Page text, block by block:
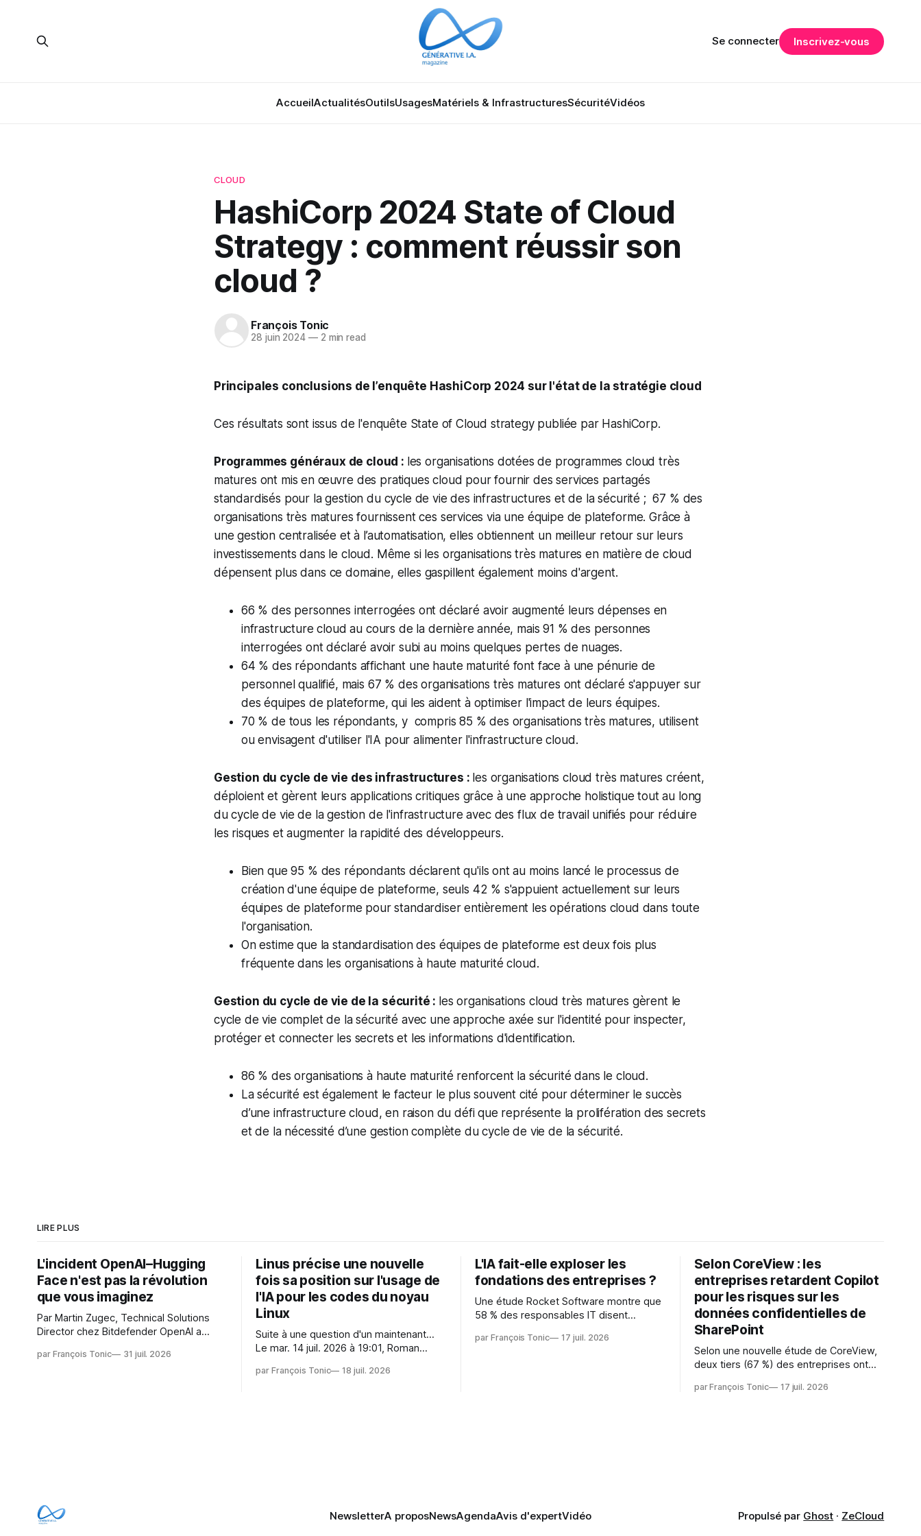
AccueilActualitésOutilsUsagesMatériels & InfrastructuresSécuritéVidéos
Se connecter Inscrivez-vous
CLOUD
HashiCorp 2024 State of Cloud
Strategy : comment réussir son
cloud ?
François Tonic
28 juin 2024 —2 min read
Principales conclusions de l’enquête HashiCorp 2024 sur l'état de la stratégie cloud
Ces résultats sont issus de l'enquête State of Cloud strategy publiée par HashiCorp.
Programmes généraux de cloud : les organisations dotées de programmes cloud très
matures ont mis en œuvre des pratiques cloud pour fournir des services partagés
standardisés pour la gestion du cycle de vie des infrastructures et de la sécurité ; 67 % des
organisations très matures fournissent ces services via une équipe de plateforme. Grâce à
une gestion centralisée et à l’automatisation, elles obtiennent un meilleur retour sur leurs
investissements dans le cloud. Même si les organisations très matures en matière de cloud
dépensent plus dans ce domaine, elles gaspillent également moins d'argent.
66 % des personnes interrogées ont déclaré avoir augmenté leurs dépenses en
infrastructure cloud au cours de la dernière année, mais 91 % des personnes
interrogées ont déclaré avoir subi au moins quelques pertes de nuages.
64 % des répondants affichant une haute maturité font face à une pénurie de
personnel qualifié, mais 67 % des organisations très matures ont déclaré s'appuyer sur
des équipes de plateforme, qui les aident à optimiser l'impact de leurs équipes.
70 % de tous les répondants, y compris 85 % des organisations très matures, utilisent
ou envisagent d'utiliser l'IA pour alimenter l'infrastructure cloud.
Gestion du cycle de vie des infrastructures : les organisations cloud très matures créent,
déploient et gèrent leurs applications critiques grâce à une approche holistique tout au long
du cycle de vie de la gestion de l'infrastructure avec des flux de travail unifiés pour réduire
les risques et augmenter la rapidité des développeurs.
Bien que 95 % des répondants déclarent qu'ils ont au moins lancé le processus de
création d'une équipe de plateforme, seuls 42 % s'appuient actuellement sur leurs
équipes de plateforme pour standardiser entièrement les opérations cloud dans toute
l'organisation.
On estime que la standardisation des équipes de plateforme est deux fois plus
fréquente dans les organisations à haute maturité cloud.
Gestion du cycle de vie de la sécurité : les organisations cloud très matures gèrent le
cycle de vie complet de la sécurité avec une approche axée sur l'identité pour inspecter,
protéger et connecter les secrets et les informations d'identification.
86 % des organisations à haute maturité renforcent la sécurité dans le cloud.
La sécurité est également le facteur le plus souvent cité pour déterminer le succès
d’une infrastructure cloud, en raison du défi que représente la prolifération des secrets
et de la nécessité d’une gestion complète du cycle de vie de la sécurité.
LIRE PLUS
L'incident OpenAI–Hugging
Face n'est pas la révolution
que vous imaginez
Par Martin Zugec, Technical Solutions
Director chez Bitdefender OpenAI a
dans le cadre d'une évaluation interne
par François Tonic 31 juil. 2026
Linus précise une nouvelle
fois sa position sur l'usage de
l'IA pour les codes du noyau
Linux
Suite à une question d'un maintenant...
Le mar. 14 juil. 2026 à 19:01, Roman
écrit : Je pense que cela rend l'objectif
par François Tonic 18 juil. 2026
L'IA fait-elle exploser les
fondations des entreprises ?
Une étude Rocket Software montre que
58 % des responsables IT disent
émergentes telles que l'IA. Mais l'IA est
par François Tonic 17 juil. 2026
Selon CoreView : les
entreprises retardent Copilot
pour les risques sur les
données confidentielles de
SharePoint
Selon une nouvelle étude de CoreView,
deux tiers (67 %) des entreprises ont
Microsoft Copilot, craignant que l'IA
par François Tonic 17 juil. 2026
NewsletterA proposNewsAgendaAvis d'expertVidéo Propulsé par Ghost · ZeCloud